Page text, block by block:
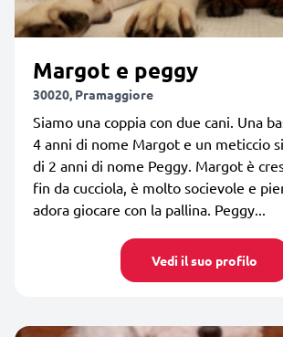
Margot e peggy
30020, Pramaggiore
Siamo una coppia con due cani. Una
4 anni di nome Margot e un meticcio
di 2 anni di nome Peggy. Margot è
fin da cucciola, è molto socievole e
adora giocare con la pallina. Peggy...
Vedi il suo profilo